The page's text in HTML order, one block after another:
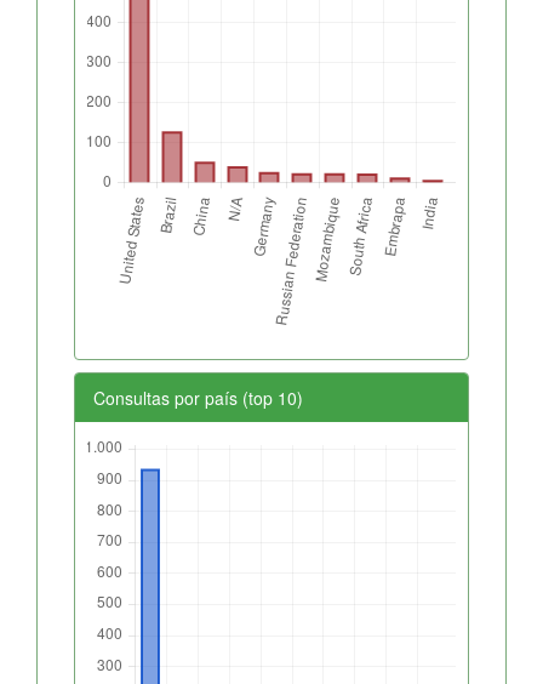
Consultas por país (top 10)